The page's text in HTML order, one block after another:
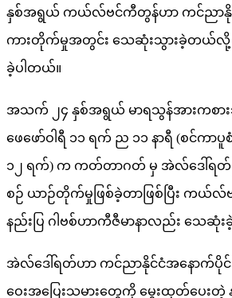
နှစ်အရွယ် ကယ်လ်ဗင်ကီတွန်ဟာ ကင်ညာနိုင်
ကားတိုက်မှုအတွင်း သေဆုံးသွားခဲ့တယ်လို့ ရဲ
ခဲ့ပါတယ်။
အသက် ၂၄ နှစ်အရွယ် မာရသွန်အားကစား
ဖေဖော်ဝါရီ ၁၁ ရက် ည ၁၁ နာရီ (စင်ကာပူ
၁၂ ရက်) က ကတ်တာဂတ် မှ အဲလ်ဒေါ်ရတ်
စဉ် ယာဉ်တိုက်မှုဖြစ်ခဲ့တာဖြစ်ပြီး ကယ်လ်ဗ
နည်းပြ ဂါဗစ်ဟာကီဇီမာနာလည်း သေ
အဲလ်ဒေါ်ရတ်ဟာ ကင်ညာနိုင်ငံအနောက်ပို
ဝေးအပြေးသမားတွေကို မွေးထုတ်ပေးတဲ့